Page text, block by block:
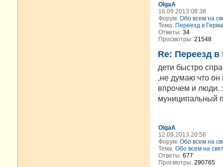
OlgaA
16.09.2013 08:38
Форум: Обо всем на
Тема: Переезд в
Ответы: 34
Просмотры: 21548
Re: Переезд
дети быстро
,не думаю что он
впрочем и люди.
муниципальный
OlgaA
12.09.2013 20:56
Форум: Обо всем на
Тема: Обо всем на
Ответы: 677
Просмотры: 290765